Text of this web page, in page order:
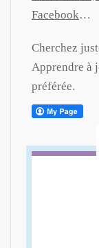
Facebook…
Cherchez
Apprendre à
préférée.